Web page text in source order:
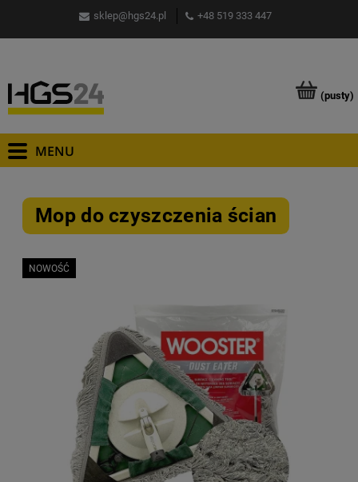
sklep@hgs24.pl +48 519 333 447
(pusty)
Mop do czyszczenia ścian
NOWOŚĆ